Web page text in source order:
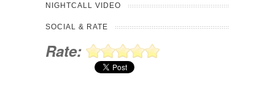
NIGHTCALL VIDEO
SOCIAL & RATE
Rate: